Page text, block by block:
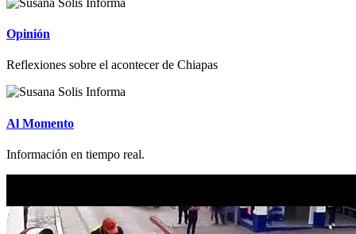
Opinión
Reflexiones sobre el acontecer de Chiapas
Al Momento
Información en tiempo real.